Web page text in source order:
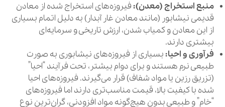
منبع استخراج (معدن):فیروزه‌های استخراج شده از معادن
قدیمی نیشابور (مانند معادن غار آبدار) به دلیل اتمام بسیاری
از این معادن و کمیاب شدن، ارزش تاریخی و سرمایه‌ای
بیشتری دارند.
فرآوری و احیا:بسیاری از فیروزه‌های نیشابوری به صورت
طبیعی نرم هستند و برای دوام بیشتر، تحت فرآیند “احیا”
(تزریق رزین یا مواد شفاف) قرار می‌گیرند. فیروزه‌های احیا
شده با کیفیت بالا، قیمت مناسب‌تری دارند اما فیروزه‌های
“خام” و طبیعی بدون هیچ‌گونه مواد افزودنی، گران‌ترین نوع